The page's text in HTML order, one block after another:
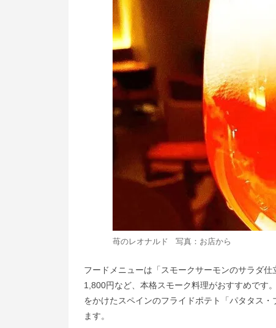
苺のレオナルド 写真：お店から
フードメニューは「スモークサーモンのサラダ
1,800円など、本格スモーク料理がおすすめです
をかけたスペインのフライドポテト「パタタス
ます。